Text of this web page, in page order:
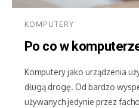
KOMPUTERY
Po co w
Komputery jako urządzenia
długą drogę. Od bardzo
używanych jedynie przez